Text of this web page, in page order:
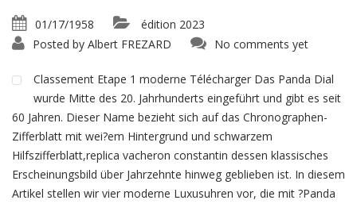
01/17/1958
édition 2023
Posted by Albert FREZARD No comments yet
Classement Etape 1 moderne Télécharger Das Panda Dial
wurde Mitte des 20. Jahrhunderts eingeführt und gibt es seit
60 Jahren. Dieser Name bezieht sich auf das Chronographen-
Zifferblatt mit wei?em Hintergrund und schwarzem
Hilfszifferblatt,replica vacheron constantin dessen klassisches
Erscheinungsbild über Jahrzehnte hinweg geblieben ist. In diesem
Artikel stellen wir vier moderne Luxusuhren vor, die mit ?Panda